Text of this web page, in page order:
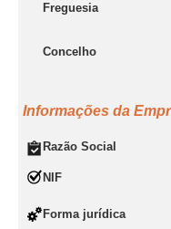
Freguesia
Concelho
Informações da
Razão Social
NIF
Forma jurídica